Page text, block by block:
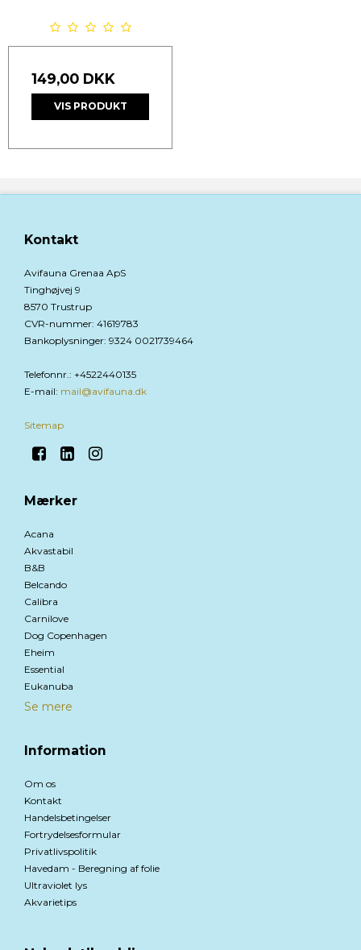
149,00 DKK
VIS PRODUKT
Kontakt
Avifauna Grenaa ApS
Tinghøjvej 9
8570 Trustrup
CVR-nummer: 41619783
Bankoplysninger: 9324 0021739464
Telefonnr. : +4522440135
E-mail: mail@avifauna.dk
Sitemap
Mærker
Acana
Akvastabil
B&B
Belcando
Calibra
Carnilove
Dog Copenhagen
Eheim
Essential
Eukanuba
Se mere
Information
Om os
Kontakt
Handelsbetingelser
Fortrydelsesformular
Privatlivspolitik
Havedam - Beregning af folie
Ultraviolet lys
Akvarietips